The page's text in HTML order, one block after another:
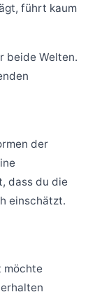
führt kaum
beide Welten.
der
dass du die
einschätzt.
möchte